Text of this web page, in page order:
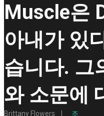
Muscle은
아내가 있
습니다. 그
와 소문에
Brittany Flowers 조